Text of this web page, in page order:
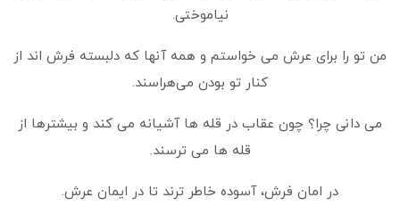
نیاموختی.
من تو را برای عرش می خواستم و همه آنها که دلبسته فرش اند از
کنار تو بودن می‌هراسند.
می دانی چرا؟ چون عقاب در قله ها آشیانه می کند و بیشترها از
قله ها می ترسند.
در امان فرش، آسوده خاطر ترند تا در ایمان عرش.